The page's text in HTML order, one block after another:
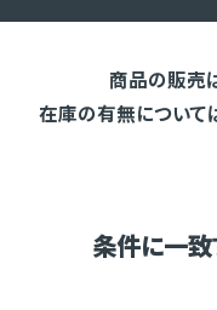
商品の販売
在庫の有無について
条件に一致